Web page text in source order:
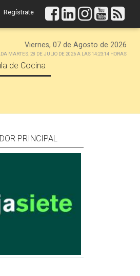
Regístrate
Viernes, 07 de Agosto de 2026
MARTES, 28 DE JULIO DE 2026 A LAS 14:23:14 HORAS
de Cocina
PRINCIPAL